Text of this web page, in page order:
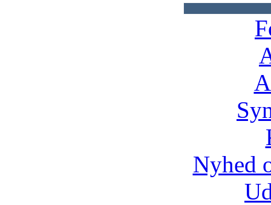
Nyhed